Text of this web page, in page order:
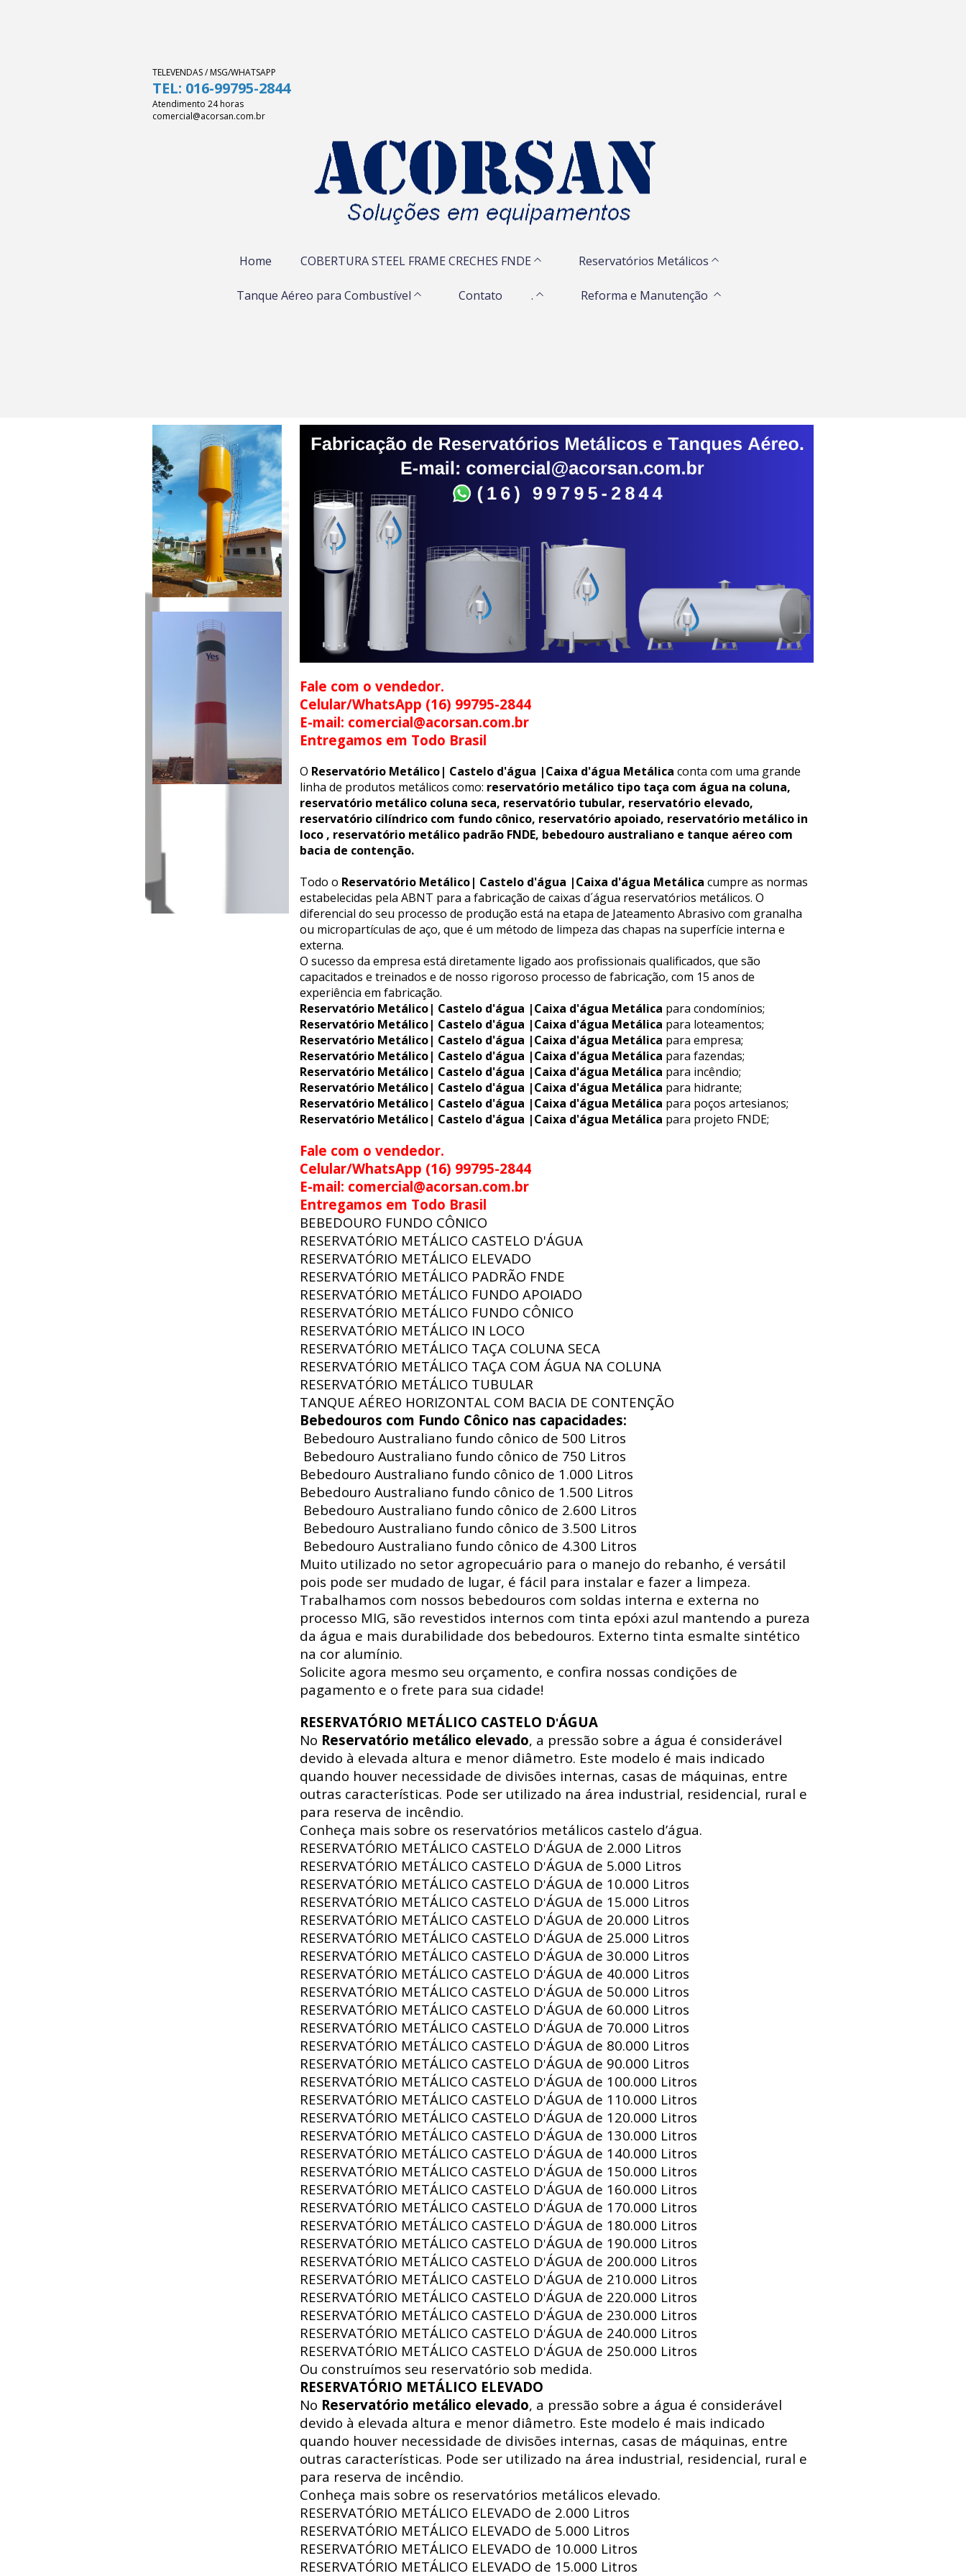
TELEVENDAS / MSG/WHATSAPP
TEL: 016-99795-2844
Atendimento 24 horas
comercial@acorsan.com.br
Home COBERTURA STEEL FRAME CRECHES FNDE Reservatórios Metálicos
Tanque Aéreo para Combustível Contato . Reforma e Manutenção
Fale com o vendedor.
Celular/WhatsApp (16) 99795-2844
E-mail: comercial@acorsan.com.br
Entregamos em Todo Brasil
O Reservatório Metálico| Castelo d'água |Caixa d'água Metálica conta com uma grande
linha de produtos metálicos como: reservatório metálico tipo taça com água na coluna,
reservatório metálico coluna seca, reservatório tubular, reservatório elevado,
reservatório cilíndrico com fundo cônico, reservatório apoiado, reservatório metálico in
loco , reservatório metálico padrão FNDE, bebedouro australiano e tanque aéreo com
bacia de contenção.
Todo o Reservatório Metálico| Castelo d'água |Caixa d'água Metálica cumpre as normas
estabelecidas pela ABNT para a fabricação de caixas d´água reservatórios metálicos. O
diferencial do seu processo de produção está na etapa de Jateamento Abrasivo com granalha
ou micropartículas de aço, que é um método de limpeza das chapas na superfície interna e
externa.
O sucesso da empresa está diretamente ligado aos profissionais qualificados, que são
capacitados e treinados e de nosso rigoroso processo de fabricação, com 15 anos de
experiência em fabricação.
Reservatório Metálico| Castelo d'água |Caixa d'água Metálica para condomínios;
Reservatório Metálico| Castelo d'água |Caixa d'água Metálica para loteamentos;
Reservatório Metálico| Castelo d'água |Caixa d'água Metálica para empresa;
Reservatório Metálico| Castelo d'água |Caixa d'água Metálica para fazendas;
Reservatório Metálico| Castelo d'água |Caixa d'água Metálica para incêndio;
Reservatório Metálico| Castelo d'água |Caixa d'água Metálica para hidrante;
Reservatório Metálico| Castelo d'água |Caixa d'água Metálica para poços artesianos;
Reservatório Metálico| Castelo d'água |Caixa d'água Metálica para projeto FNDE;
Fale com o vendedor.
Celular/WhatsApp (16) 99795-2844
E-mail: comercial@acorsan.com.br
Entregamos em Todo Brasil
BEBEDOURO FUNDO CÔNICO
RESERVATÓRIO METÁLICO CASTELO D'ÁGUA
RESERVATÓRIO METÁLICO ELEVADO
RESERVATÓRIO METÁLICO PADRÃO FNDE
RESERVATÓRIO METÁLICO FUNDO APOIADO
RESERVATÓRIO METÁLICO FUNDO CÔNICO
RESERVATÓRIO METÁLICO IN LOCO
RESERVATÓRIO METÁLICO TAÇA COLUNA SECA
RESERVATÓRIO METÁLICO TAÇA COM ÁGUA NA COLUNA
RESERVATÓRIO METÁLICO TUBULAR
TANQUE AÉREO HORIZONTAL COM BACIA DE CONTENÇÃO
Bebedouros com Fundo Cônico nas capacidades:
Bebedouro Australiano fundo cônico de 500 Litros
Bebedouro Australiano fundo cônico de 750 Litros
Bebedouro Australiano fundo cônico de 1.000 Litros
Bebedouro Australiano fundo cônico de 1.500 Litros
Bebedouro Australiano fundo cônico de 2.600 Litros
Bebedouro Australiano fundo cônico de 3.500 Litros
Bebedouro Australiano fundo cônico de 4.300 Litros
Muito utilizado no setor agropecuário para o manejo do rebanho, é versátil
pois pode ser mudado de lugar, é fácil para instalar e fazer a limpeza.
Trabalhamos com nossos bebedouros com soldas interna e externa no
processo MIG, são revestidos internos com tinta epóxi azul mantendo a pureza
da água e mais durabilidade dos bebedouros. Externo tinta esmalte sintético
na cor alumínio.
Solicite agora mesmo seu orçamento, e confira nossas condições de
pagamento e o frete para sua cidade!
RESERVATÓRIO METÁLICO CASTELO D'ÁGUA
No Reservatório metálico elevado, a pressão sobre a água é considerável
devido à elevada altura e menor diâmetro. Este modelo é mais indicado
quando houver necessidade de divisões internas, casas de máquinas, entre
outras características. Pode ser utilizado na área industrial, residencial, rural e
para reserva de incêndio.
Conheça mais sobre os reservatórios metálicos castelo d’água.
RESERVATÓRIO METÁLICO CASTELO D'ÁGUA de 2.000 Litros
RESERVATÓRIO METÁLICO CASTELO D'ÁGUA de 5.000 Litros
RESERVATÓRIO METÁLICO CASTELO D'ÁGUA de 10.000 Litros
RESERVATÓRIO METÁLICO CASTELO D'ÁGUA de 15.000 Litros
RESERVATÓRIO METÁLICO CASTELO D'ÁGUA de 20.000 Litros
RESERVATÓRIO METÁLICO CASTELO D'ÁGUA de 25.000 Litros
RESERVATÓRIO METÁLICO CASTELO D'ÁGUA de 30.000 Litros
RESERVATÓRIO METÁLICO CASTELO D'ÁGUA de 40.000 Litros
RESERVATÓRIO METÁLICO CASTELO D'ÁGUA de 50.000 Litros
RESERVATÓRIO METÁLICO CASTELO D'ÁGUA de 60.000 Litros
RESERVATÓRIO METÁLICO CASTELO D'ÁGUA de 70.000 Litros
RESERVATÓRIO METÁLICO CASTELO D'ÁGUA de 80.000 Litros
RESERVATÓRIO METÁLICO CASTELO D'ÁGUA de 90.000 Litros
RESERVATÓRIO METÁLICO CASTELO D'ÁGUA de 100.000 Litros
RESERVATÓRIO METÁLICO CASTELO D'ÁGUA de 110.000 Litros
RESERVATÓRIO METÁLICO CASTELO D'ÁGUA de 120.000 Litros
RESERVATÓRIO METÁLICO CASTELO D'ÁGUA de 130.000 Litros
RESERVATÓRIO METÁLICO CASTELO D'ÁGUA de 140.000 Litros
RESERVATÓRIO METÁLICO CASTELO D'ÁGUA de 150.000 Litros
RESERVATÓRIO METÁLICO CASTELO D'ÁGUA de 160.000 Litros
RESERVATÓRIO METÁLICO CASTELO D'ÁGUA de 170.000 Litros
RESERVATÓRIO METÁLICO CASTELO D'ÁGUA de 180.000 Litros
RESERVATÓRIO METÁLICO CASTELO D'ÁGUA de 190.000 Litros
RESERVATÓRIO METÁLICO CASTELO D'ÁGUA de 200.000 Litros
RESERVATÓRIO METÁLICO CASTELO D'ÁGUA de 210.000 Litros
RESERVATÓRIO METÁLICO CASTELO D'ÁGUA de 220.000 Litros
RESERVATÓRIO METÁLICO CASTELO D'ÁGUA de 230.000 Litros
RESERVATÓRIO METÁLICO CASTELO D'ÁGUA de 240.000 Litros
RESERVATÓRIO METÁLICO CASTELO D'ÁGUA de 250.000 Litros
Ou construímos seu reservatório sob medida.
RESERVATÓRIO METÁLICO ELEVADO
No Reservatório metálico elevado, a pressão sobre a água é considerável
devido à elevada altura e menor diâmetro. Este modelo é mais indicado
quando houver necessidade de divisões internas, casas de máquinas, entre
outras características. Pode ser utilizado na área industrial, residencial, rural e
para reserva de incêndio.
Conheça mais sobre os reservatórios metálicos elevado.
RESERVATÓRIO METÁLICO ELEVADO de 2.000 Litros
RESERVATÓRIO METÁLICO ELEVADO de 5.000 Litros
RESERVATÓRIO METÁLICO ELEVADO de 10.000 Litros
RESERVATÓRIO METÁLICO ELEVADO de 15.000 Litros